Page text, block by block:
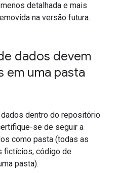
detalhada e mais
na versão futura.
dados devem
em uma pasta
dentro do repositório
se de seguir a
como pasta (todas as
fictícios, código de
pasta).